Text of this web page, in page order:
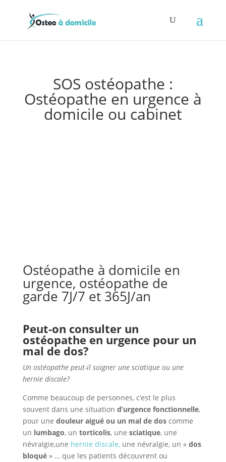
SOS ostéopathe :
Ostéopathe en urgence à
domicile ou cabinet
Ostéopathe à domicile en
urgence, ostéopathe de
garde 7J/7 et 365J/an
Peut-on consulter un
ostéopathe en urgence pour un
mal de dos?
Un ostéopathe peut-il soigner une sciatique ou une
hernie discale?
Comme beaucoup de personnes, c’est le plus
souvent dans une situation d’urgence fonctionnelle,
pour une douleur aiguë ou un mal de doscomme
un lumbago, un torticolis, une sciatique, une
névralgie,une hernie discale,une névralgie, un « dos
bloqué» … que les patients découvrent ou